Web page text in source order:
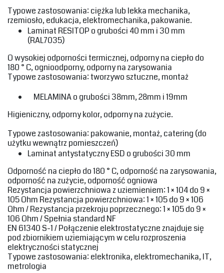
‎Typowe zastosowania: ciężka lub lekka mechanika,
rzemiosło, edukacja, elektromechanika, pakowanie.‎
‎Laminat RESITOP‎ ‎ o grubości 40 mm i 30 mm
(RAL7035)‎
‎O wysokiej odporności termicznej, odporny na ciepło do
180 ° C, ognioodporny, odporny na zarysowania‎
‎Typowe zastosowania: tworzywo sztuczne, montaż‎
MELAMINA o grubości‎ 38mm, 28mm i 19mm
Higieniczny, odporny kolor, odporny na zużycie.‎
‎Typowe zastosowania: pakowanie, montaż, catering (do
użytku wewnątrz pomieszczeń)‎
‎Laminat antystatyczny ESD‎ ‎ o grubości 30 mm‎
‎Odporność na ciepło do 180 ° C, odporność na zarysowania,
odporność na zużycie, odporność ogniowa‎
‎Rezystancja powierzchniowa z uziemieniem: 1 × 104 do 9 ×
105 Ohm Rezystancja powierzchniowa: 1 × 105 do 9 × 106
Ohm / Rezystancja przekroju poprzecznego: 1 × 105 do 9 ×
106 Ohm / Spełnia standard NF‎
‎EN 61340 S-1 / Połączenie elektrostatyczne znajduje się
pod zbiornikiem uziemiającym w celu rozproszenia
elektryczności statycznej‎
‎Typowe zastosowania: elektronika, elektromechanika, IT,
metrologia‎